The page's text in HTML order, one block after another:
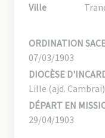
Ville
ORDINATION
07/03/1903
DIOCÈSE
Lille (ajd. Cambrai)
DÉPART EN
29/04/1903